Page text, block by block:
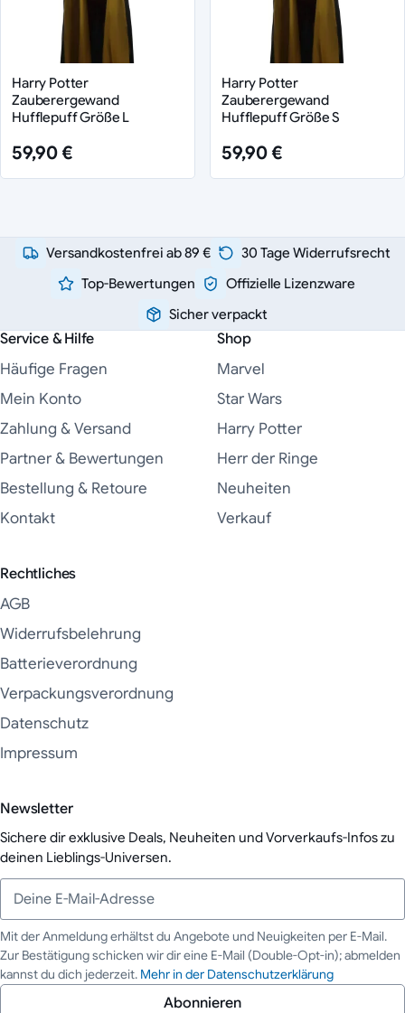
Harry Potter
Zauberergewand
Hufflepuff Größe L
59,90 €
Harry Potter
Zauberergewand
Hufflepuff Größe S
59,90 €
Versandkostenfrei ab 89 €
30 Tage Widerrufsrecht
Top-Bewertungen
Offizielle Lizenzware
Sicher verpackt
Service & Hilfe
Häufige Fragen
Mein Konto
Zahlung & Versand
Partner & Bewertungen
Bestellung & Retoure
Kontakt
Shop
Marvel
Star Wars
Harry Potter
Herr der Ringe
Neuheiten
Verkauf
Rechtliches
AGB
Widerrufsbelehrung
Batterieverordnung
Verpackungsverordnung
Datenschutz
Impressum
Newsletter
Sichere dir exklusive Deals, Neuheiten und Vorverkaufs-Infos zu
deinen Lieblings-Universen.
Deine E-Mail-Adresse
Mit der Anmeldung erhältst du Angebote und Neuigkeiten per E-Mail.
Zur Bestätigung schicken wir dir eine E-Mail (Double-Opt-in); abmelden
kannst du dich jederzeit. Mehr in der Datenschutzerklärung
Abonnieren